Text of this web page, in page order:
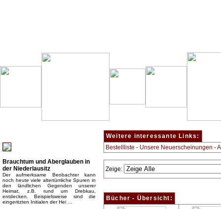
Brauchtum und Aberglauben in
der Niederlausitz
Der aufmerksame Beobachter kann
noch heute viele altertümliche Spuren in
den ländlichen Gegenden unserer
Heimat, z.B. rund um Drebkau,
entdecken. Beispielsweise sind die
eingeritzten Initialen der Hei ...
Weitere interessante Links:
Bestellliste - Unsere Neuerscheinungen -
Zeige:
Bücher - Übersicht: